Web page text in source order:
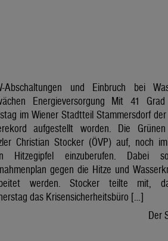
Abschaltungen und Einbruch bei
Energieversorgung Mit 41
im Wiener Stadtteil Stammersdorf
aufgestellt worden. Die
Christian Stocker (ÖVP) auf, noch
Hitzegipfel einzuberufen. Dabei
gegen die Hitze und
werden. Stocker teilte mit,
das Krisensicherheitsbüro […]
Der